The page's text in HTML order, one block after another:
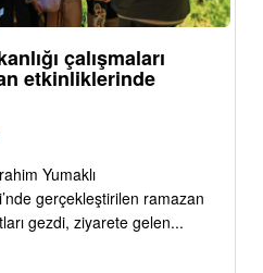
çalışmaları
etkinliklerinde
Yumaklı
gerçekleştirilen ramazan
gezdi, ziyarete gelen...